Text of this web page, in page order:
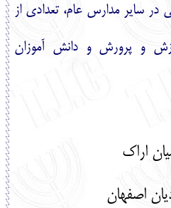
در ساير مدارس عام، تعدادي از
و پرورش و دانش آموزان
اراك
اصفهان